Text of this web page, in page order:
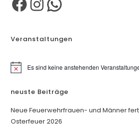
Veranstaltungen
H
w
i
Es sind keine anstehenden
neuste Beiträge
Neue Feuerwehrfrauen- und Männer
Osterfeuer 2026